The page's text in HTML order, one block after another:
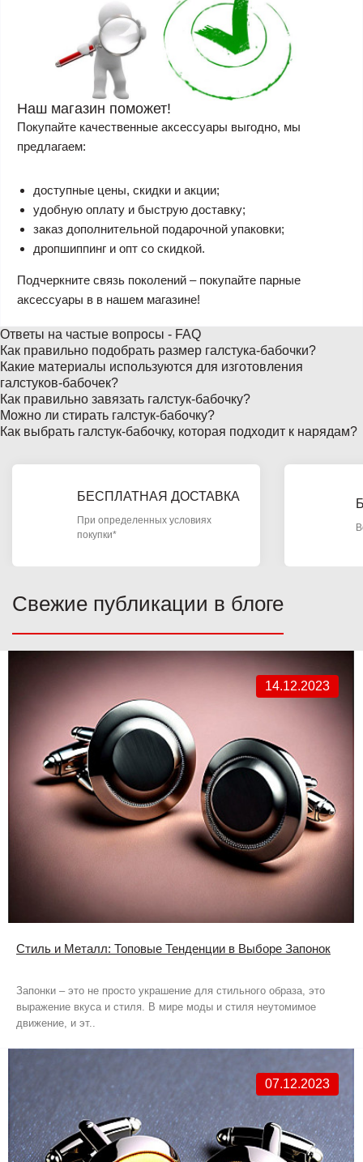
Наш магазин поможет!
Покупайте качественные аксессуары выгодно, мы
предлагаем:
доступные цены, скидки и акции;
удобную оплату и быструю доставку;
заказ дополнительной подарочной упаковки;
дропшиппинг и опт со скидкой.
Подчеркните связь поколений – покупайте парные
аксессуары в в нашем магазине!
Ответы на частые вопросы - FAQ
Как правильно подобрать размер галстука-бабочки?
Какие материалы используются для изготовления
галстуков-бабочек?
Как правильно завязать галстук-бабочку?
Можно ли стирать галстук-бабочку?
Как выбрать галстук-бабочку, которая подходит к нарядам?
БЕСПЛАТНАЯ ДОСТАВКА
При определенных условиях
покупки*
Свежие публикации в блоге
14.12.2023
Стиль и Металл: Топовые Тенденции в Выборе Запонок
Запонки – это не просто украшение для стильного образа, это
выражение вкуса и стиля. В мире моды и стиля неутомимое
движение, и эт..
07.12.2023